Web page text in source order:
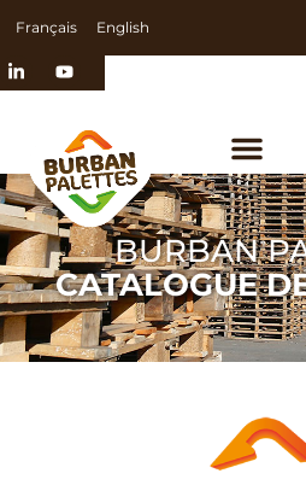
Français English
BURBAN
CATALOGUE